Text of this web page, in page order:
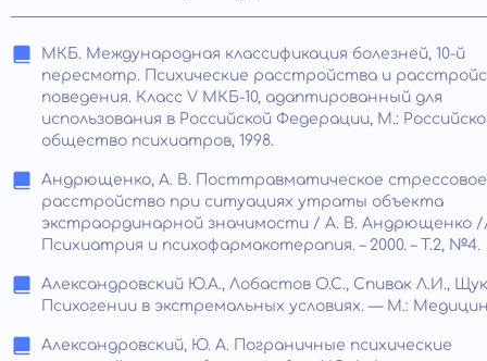
МКБ. Международная классификация болезней, 10-й
пересмотр. Психические расстройства и
поведения. Класс V МКБ-10, адаптированный для
использования в Российской Федерации, М.:
общество психиатров, 1998.
Андрющенко, А. В. Посттравматическое стрессовое
расстройство при ситуациях утраты объекта
экстраординарной значимости / А. В. Андрющенко
Психиатрия и психофармакотерапия. – 2000. – Т.2, №4.
Александровский Ю.А., Лобастов О.С., Спивак Л.И.,
Психогении в экстремальных условиях. — М.:
Александровский, Ю. А. Пограничные психические